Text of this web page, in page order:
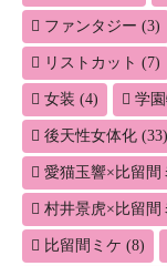
ファンタジー (3)
リストカット (7)
女装 (4) 学
後天性女体化 (33)
愛猫玉響×比留間
村井景虎×比留間
比留間ミケ (8)